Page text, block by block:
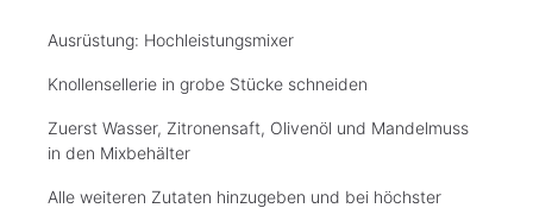
Ausrüstung: Hochleistungsmixer
Knollensellerie in grobe Stücke schneiden
Zuerst Wasser, Zitronensaft, Olivenöl und Mandelmuss
in den Mixbehälter
Alle weiteren Zutaten hinzugeben und bei höchster